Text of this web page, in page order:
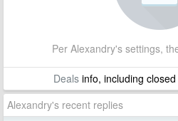
Per Alexandry's settings,
Dealsinfo, including
Alexandry's recent replies